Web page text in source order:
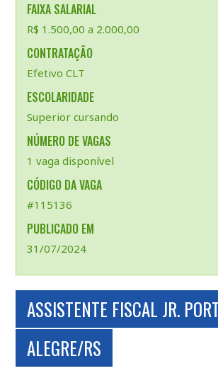
FAIXA SALARIAL
R$ 1.500,00 a 2.000,00
CONTRATAÇÃO
Efetivo CLT
ESCOLARIDADE
Superior cursando
NÚMERO DE VAGAS
1 vaga disponível
CÓDIGO DA VAGA
#115136
PUBLICADO EM
31/07/2024
ASSISTENTE FISCAL JR.
ALEGRE/RS